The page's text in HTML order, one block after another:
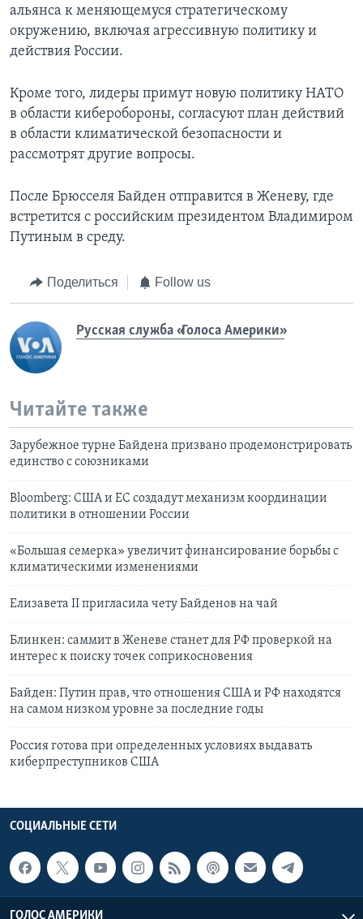
альянса к меняющемуся стратегическому
окружению, включая агрессивную политику и
действия России.
Кроме того, лидеры примут новую политику НАТО
в области киберобороны, согласуют план действий
в области климатической безопасности и
рассмотрят другие вопросы.
После Брюсселя Байден отправится в Женеву, где
встретится с российским президентом Владимиром
Путиным в среду.
Поделиться Follow us
Русская служба «Голоса Америки»
Читайте также
Зарубежное турне Байдена призвано продемонстрировать
единство с союзниками
Bloomberg: США и ЕС создадут механизм координации
политики в отношении России
«Большая семерка» увеличит финансирование борьбы с
климатическими изменениями
Елизавета II пригласила чету Байденов на чай
Блинкен: саммит в Женеве станет для РФ проверкой на
интерес к поиску точек соприкосновения
Байден: Путин прав, что отношения США и РФ находятся
на самом низком уровне за последние годы
Россия готова при определенных условиях выдавать
киберпреступников США
СОЦИАЛЬНЫЕ СЕТИ
ГОЛОС АМЕРИКИ